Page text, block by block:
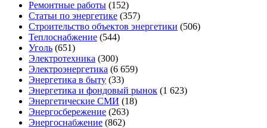
Ремонтные работы (152)
Статьи по энергетике (357)
Строительство объектов энергетики (506)
Теплоснабжение (544)
Уголь (651)
Электротехника (300)
Электроэнергетика (6 659)
Энергетика в быту (33)
Энергетика и фондовый рынок (1 623)
Энергетические СМИ (18)
Энергосбережение (263)
Энергоснабжение (862)